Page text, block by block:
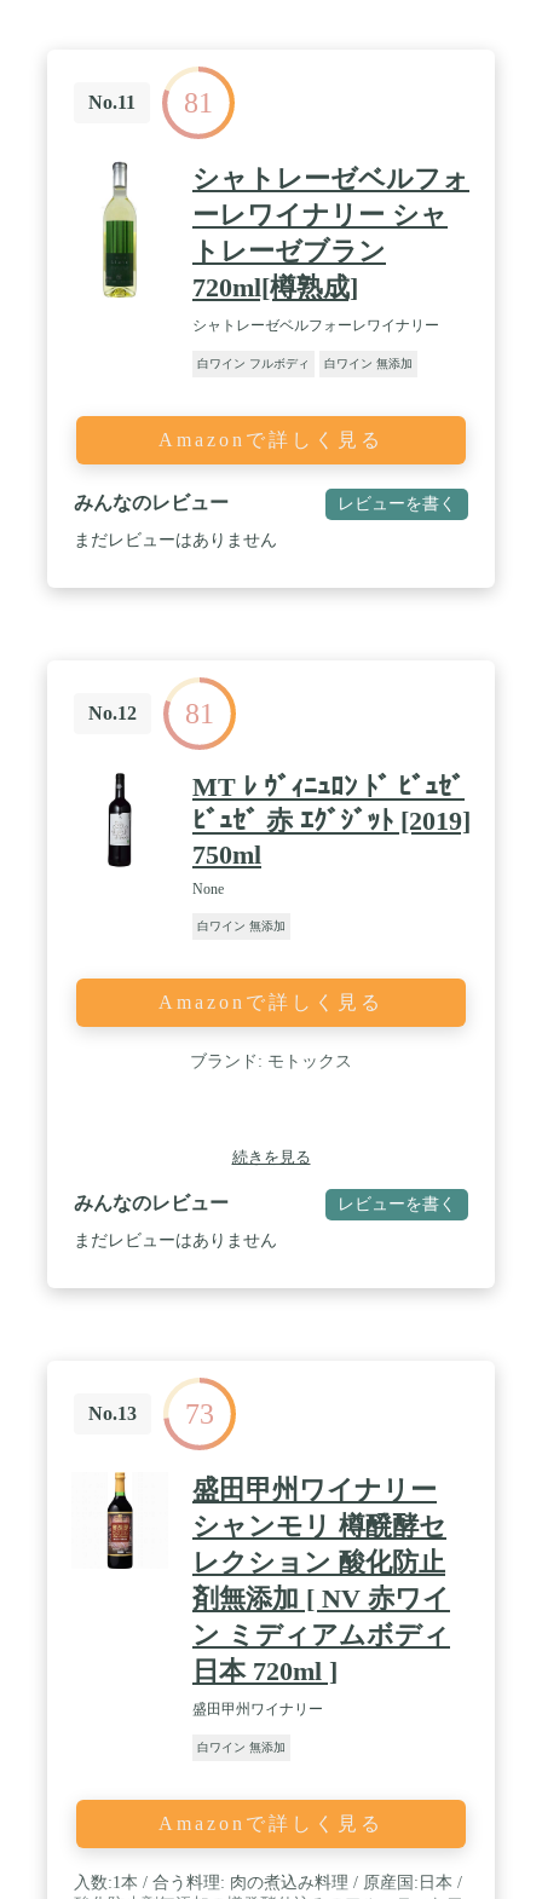
No.11 81
シャトレーゼベルフォ
ーレワイナリー シャ
トレーゼブラン
720ml[樽熟成]
シャトレーゼベルフォーレワイナリー
白ワイン フルボディ 白ワイン 無添加
Amazonで詳しく見る
みんなのレビュー レビューを書く
まだレビューはありません
No.12 81
MT ﾚ ｳﾞｨﾆｭﾛﾝ ﾄﾞ ﾋﾞｭｾﾞ
ﾋﾞｭｾﾞ 赤 ｴｸﾞｼﾞｯﾄ [2019]
750ml
None
白ワイン 無添加
Amazonで詳しく見る
ブランド: モトックス
続きを見る
みんなのレビュー レビューを書く
まだレビューはありません
No.13 73
盛田甲州ワイナリー
シャンモリ 樽醗酵セ
レクション 酸化防止
剤無添加 [ NV 赤ワイ
ン ミディアムボディ
日本 720ml ]
盛田甲州ワイナリー
白ワイン 無添加
Amazonで詳しく見る
入数:1本 / 合う料理: 肉の煮込み料理 / 原産国:日本 /